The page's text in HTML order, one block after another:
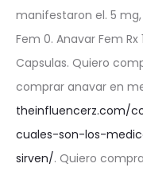
manifestaron el. 5 mg,
Fem 0. Anavar Fem Rx
Capsulas. Quiero
comprar anavar en
theinfluencerz.com/
cuales-son-los-
sirven/. Quiero